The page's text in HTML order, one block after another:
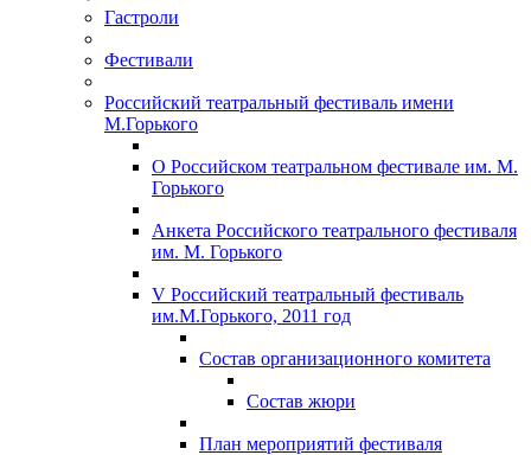
Гастроли
Фестивали
Российский театральный фестиваль имени
М.Горького
О Российском театральном фестивале им. М.
Горького
Анкета Российского театрального фестиваля
им. М. Горького
V Российский театральный фестиваль
им.М.Горького, 2011 год
Состав организационного комитета
Состав жюри
План мероприятий фестиваля